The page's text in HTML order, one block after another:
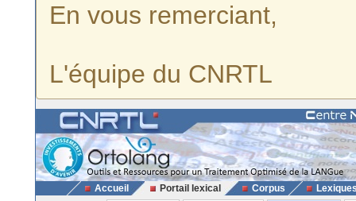
En vous remerciant,
L'équipe du CNRTL
Accueil Portail lexical Corpus